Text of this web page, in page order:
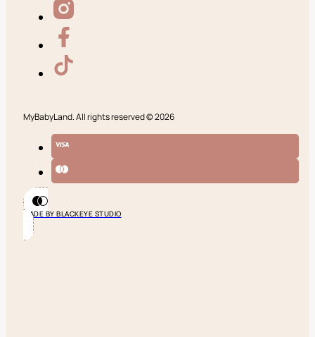
MyBabyLand. All rights reserved © 2026
MADE BY BLACKEYE STUDIO